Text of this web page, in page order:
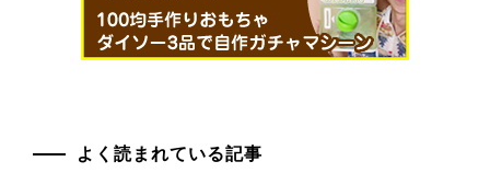
よく読まれている記事